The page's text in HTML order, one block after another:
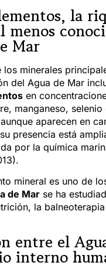
la
menos
Mar
los minerales
del Agua de Mar
en
manganeso,
aparecen en
presencia está
por la química
mineral es uno de
de Mar se ha
la
entre el
interno